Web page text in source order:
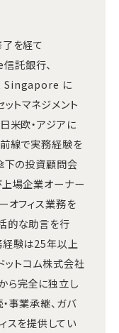
を経て
託銀行、
に
トマネジメント
米欧・アジアに
線で実務経験を
下の投資顧問会
上場企業オーナー
オフィス業務を
的な助言を行
経験は25年以上
ットコム株式会社
ら完全に独立し
事業承継、ガバ
スを提供してい